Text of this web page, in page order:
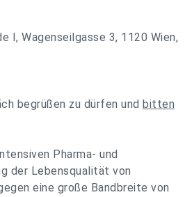
I, Wagenseilgasse 3, 1120 Wien,
begrüßen zu dürfen und bitten
Pharma- und
der Lebensqualität von
eine große Bandbreite von